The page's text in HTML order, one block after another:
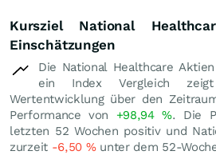
Kursziel National
Einschätzungen
Die National Healthcare
ein Index Vergleich
Wertentwicklung über den
Performance von +98,94%. Die
letzten 52 Wochen positiv und
zurzeit -6,50 %unter dem 52-